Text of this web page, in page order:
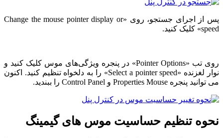
پس از اجرای جستجو، روی «Change the mouse pointer display or
speed» کلیک کنید.
روی تب «Pointer Options» در پنجره ویژگی‌های موس کلیک کنید و
نوار لغزنده «Select a pointer speed» را به دلخواه تنظیم کنید. اکنون
می توانید پنجره Properties Mouse و Control Panel را ببندید.
نحوه تنظیم حساسیت موس های گیمینگ